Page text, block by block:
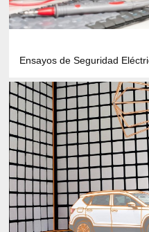
Ensayos de Seguridad